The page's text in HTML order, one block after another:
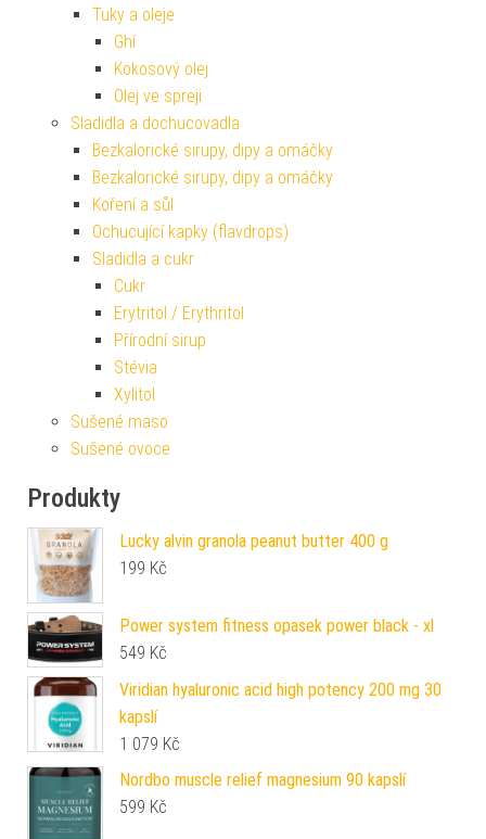
Tuky a oleje
Ghí
Kokosový olej
Olej ve spreji
Sladidla a dochucovadla
Bezkalorické sirupy, dipy a omáčky
Bezkalorické sirupy, dipy a omáčky
Koření a sůl
Ochucující kapky (flavdrops)
Sladidla a cukr
Cukr
Erytritol / Erythritol
Přírodní sirup
Stévia
Xylitol
Sušené maso
Sušené ovoce
Produkty
Lucky alvin granola peanut butter 400 g
199 Kč
Power system fitness opasek power black - xl
549 Kč
Viridian hyaluronic acid high potency 200 mg 30
kapslí
1 079 Kč
Nordbo muscle relief magnesium 90 kapslí
599 Kč